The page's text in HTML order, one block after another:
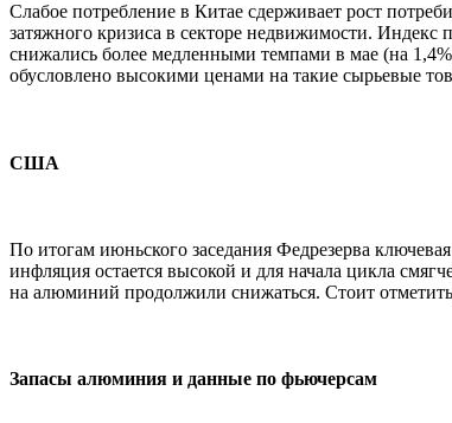
Слабое потребление в Китае сдерживает рост
затяжного кризиса в секторе недвижимости. Индекс
снижались более медленными темпами в мае (на
обусловлено высокими ценами на такие сырьевые
США
По итогам июньского заседания Федрезерва
инфляция остается высокой и для начала цикла
на алюминий продолжили снижаться. Стоит
Запасы алюминия и данные по фьючерсам